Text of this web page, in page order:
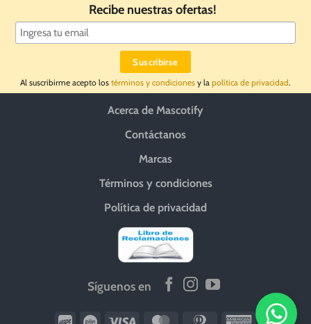
Recibe nuestras ofertas!
Al suscribirme acepto los términos y condiciones y la política de privacidad.
Acerca de Mascotify
Contáctanos
Marcas
Términos y condiciones
Política de privacidad
Síguenos en
Wirecard
Vipps Visa MasterCardDinners American